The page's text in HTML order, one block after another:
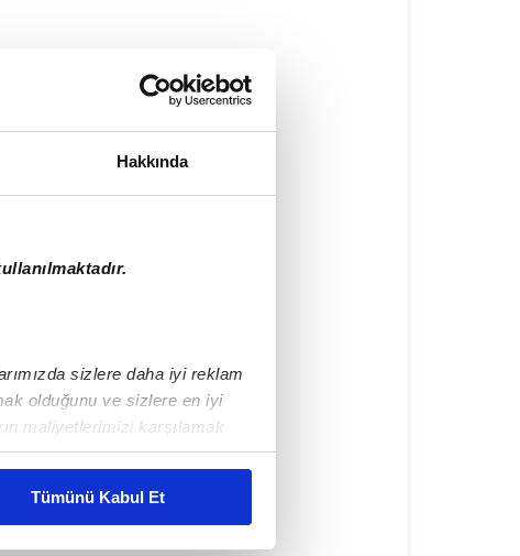
Hakkında
sizlere daha iyi reklam
olduğunu ve sizlere en iyi
maliyetlerimizi karşılamak
gösterilmeyecektir."
Tümünü Kabul Et